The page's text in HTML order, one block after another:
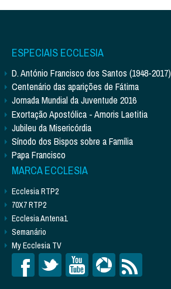
ESPECIAIS ECCLESIA
D. António Francisco dos Santos (1948-2017)
Centenário das aparições de Fátima
Jornada Mundial da Juventude 2016
Exortação Apostólica - Amoris Laetitia
Jubileu da Misericórdia
Sínodo dos Bispos sobre a Família
Papa Francisco
MARCA ECCLESIA
Ecclesia RTP2
70X7 RTP2
Ecclesia Antena1
Semanário
My Ecclesia TV